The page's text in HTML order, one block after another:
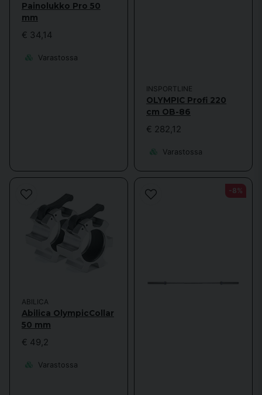
Painolukko Pro 50
mm
€ 34,14
Varastossa
INSPORTLINE
OLYMPIC Profi 220
cm OB-86
€ 282,12
Varastossa
ABILICA
Abilica OlympicCollar
50 mm
€ 49,2
Varastossa
-8%